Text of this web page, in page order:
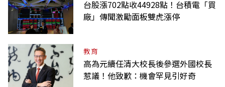
台股漲702點收44928點！台積電「買
廠」傳聞激勵面板雙虎漲停
教育
高為元續任清大校長後參選外國校長
惹議！他致歉：機會罕見引好奇